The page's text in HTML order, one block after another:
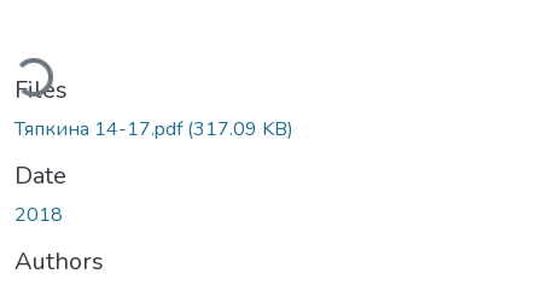
Files
Тяпкина 14-17.pdf(317.09 KB)
Date
2018
Authors